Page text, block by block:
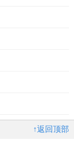
↑返回顶部